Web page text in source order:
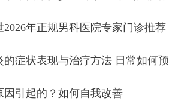
2026年正规男科医院专家门诊推荐
的症状表现与治疗方法 日常如何预
因引起的？如何自我改善